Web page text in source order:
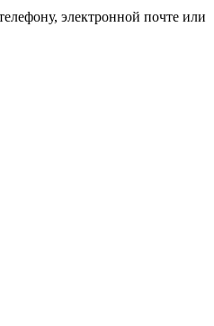
электронной почте или